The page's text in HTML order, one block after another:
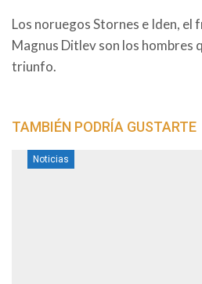
Los noruegos Stornes e Iden, el
Magnus Ditlev son los hombres
triunfo.
TAMBIÉN PODRÍA GUSTARTE
Noticias